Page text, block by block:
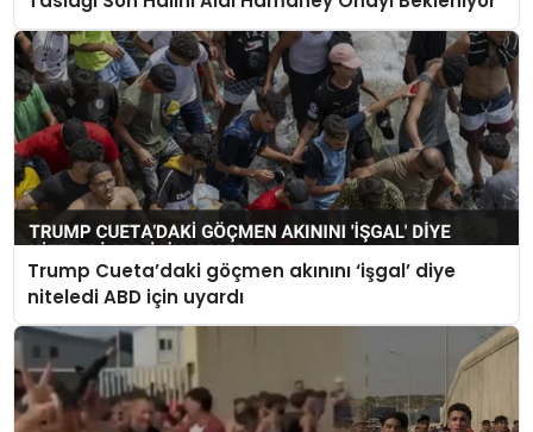
Trump Cueta’daki göçmen akınını ‘işgal’ diye
niteledi ABD için uyardı